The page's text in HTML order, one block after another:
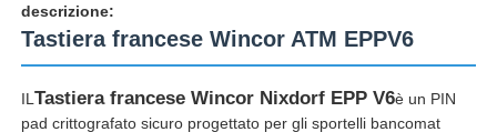
descrizione:
Tastiera francese Wincor ATM EPPV6
ILTastiera francese Wincor Nixdorf EPP V6è un PIN
pad crittografato sicuro progettato per gli sportelli bancomat